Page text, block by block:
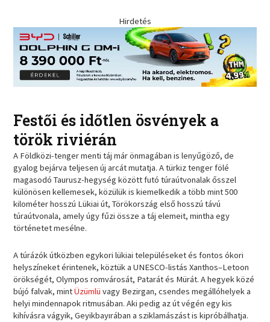
Hirdetés
Festői és időtlen ösvények a
török riviérán
A Földközi-tenger menti táj már önmagában is lenyűgöző, de
gyalog bejárva teljesen új arcát mutatja. A türkiz tenger fölé
magasodó Taurusz-hegység között futó túraútvonalak ősszel
különösen kellemesek, közülük is kiemelkedik a több mint 500
kilométer hosszú Lükiai út, Törökország első hosszú távú
túraútvonala, amely úgy fűzi össze a táj elemeit, mintha egy
történetet mesélne.
A túrázók útközben egykori lükiai településeket és fontos ókori
helyszíneket érintenek, köztük a UNESCO-listás Xanthos–Letoon
örökségét, Olympos romvárosát, Patarát és Mürát. A hegyek közé
bújó falvak, mintÜzümlü vagy Bezirgan, csendes megállóhelyek a
helyi mindennapok ritmusában. Aki pedig az út végén egy kis
kihívásra vágyik, Geyikbayırában a sziklamászást is kipróbálhatja.